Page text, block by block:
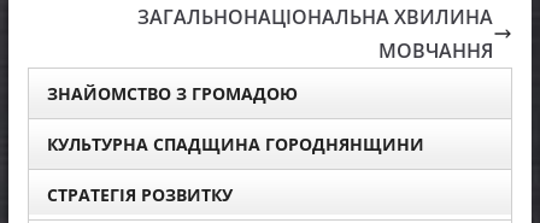
ЗАГАЛЬНОНАЦІОНАЛЬНА ХВИЛИНА
МОВЧАННЯ
ЗНАЙОМСТВО З ГРОМАДОЮ
КУЛЬТУРНА СПАДЩИНА ГОРОДНЯНЩИНИ
СТРАТЕГІЯ РОЗВИТКУ